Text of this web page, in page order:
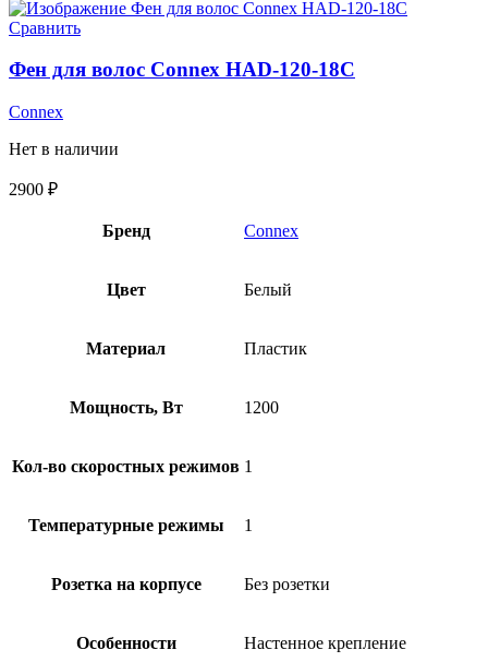
Сравнить
Фен для волос Connex HAD-120-18C
Connex
Нет в наличии
2900 ₽
Бренд Connex
Цвет Белый
Материал Пластик
Мощность, Вт 1200
Кол-во скоростных режимов 1
Температурные режимы 1
Розетка на корпусе Без розетки
Особенности Настенное крепление